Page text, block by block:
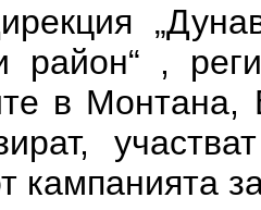
район“ ,
в
кампанията